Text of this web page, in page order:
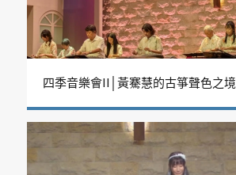
四季音樂會II│黃騫慧的古箏聲色之境